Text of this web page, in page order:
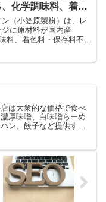
化学調味料、着色
使用のインスタント
（小笠原製粉）は、レ
ジに原材料が国内産
料、着色料・保存料不使
は大衆的な価格で食べ
厚味噌、白味噌らーめ
ン、餃子など提供する